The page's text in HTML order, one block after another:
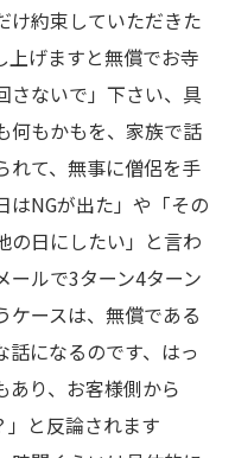
け約束していただきた
上げますと無償でお寺
さないで」下さい、具
何もかもを、家族で話
れて、無事に僧侶を手
はNGが出た」や「その
の日にしたい」と言わ
ールで3ターン4ターン
ケースは、無償である
になるのです、はっ
あり、お客様側から
」と反論されます